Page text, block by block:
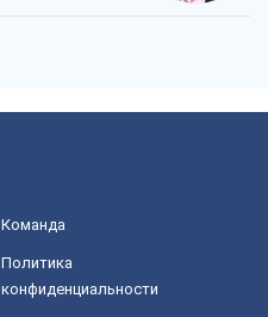
Команда
Политика
конфиденциальности